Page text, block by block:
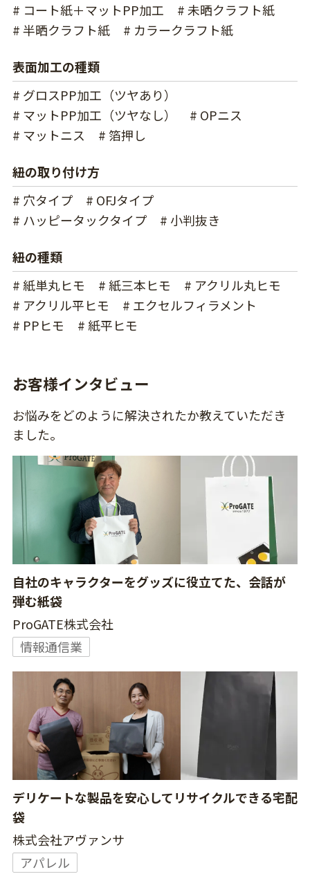
# コート紙＋マットPP加工
# 未晒クラフト紙
# 半晒クラフト紙
# カラークラフト紙
表面加工の種類
# グロスPP加工（ツヤあり）
# マットPP加工（ツヤなし）
# OPニス
# マットニス
# 箔押し
紐の取り付け方
# 穴タイプ
# OFJタイプ
# ハッピータックタイプ
# 小判抜き
紐の種類
# 紙単丸ヒモ
# 紙三本ヒモ
# アクリル丸ヒモ
# アクリル平ヒモ
# エクセルフィラメント
# PPヒモ
# 紙平ヒモ
お客様インタビュー
お悩みをどのように解決されたか教えていただき
ました。
自社のキャラクターをグッズに役立てた、会話が
弾む紙袋
ProGATE株式会社
情報通信業
デリケートな製品を安心してリサイクルできる宅配
袋
株式会社アヴァンサ
アパレル